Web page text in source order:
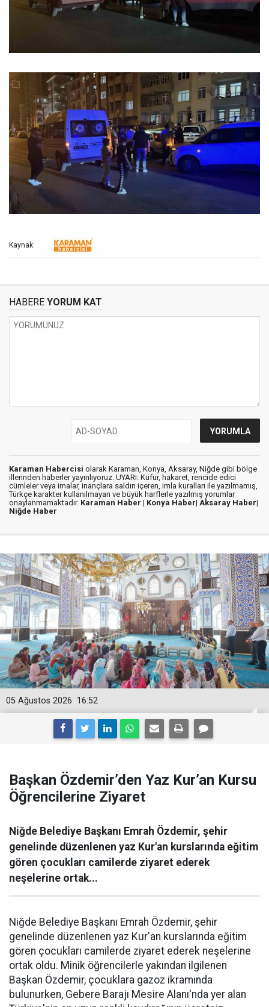
Kaynak:
HABERE YORUM KAT
Karaman Habercisi olarak Karaman, Konya, Aksaray, Niğde gibi bölge
illerinden haberler yayınlıyoruz. UYARI: Küfür, hakaret, rencide edici
cümleler veya imalar, inançlara saldırı içeren, imla kuralları ile yazılmamış,
Türkçe karakter kullanılmayan ve büyük harflerle yazılmış yorumlar
onaylanmamaktadır. Karaman Haber | Konya Haber| Aksaray Haber|
Niğde Haber
16:52
05 Ağustos 2026
Başkan Özdemir’den Yaz Kur’an Kursu
Öğrencilerine Ziyaret
Niğde Belediye Başkanı Emrah Özdemir, şehir
genelinde düzenlenen yaz Kur'an kurslarında eğitim
gören çocukları camilerde ziyaret ederek
neşelerine ortak...
Niğde Belediye Başkanı Emrah Özdemir, şehir
genelinde düzenlenen yaz Kur'an kurslarında eğitim
gören çocukları camilerde ziyaret ederek neşelerine
ortak oldu. Minik öğrencilerle yakından ilgilenen
Başkan Özdemir, çocuklara gazoz ikramında
bulunurken, Gebere Barajı Mesire Alanı'nda yer alan